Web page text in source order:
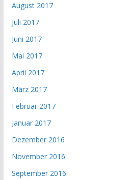
August 2017
Juli 2017
Juni 2017
Mai 2017
April 2017
März 2017
Februar 2017
Januar 2017
Dezember 2016
November 2016
September 2016